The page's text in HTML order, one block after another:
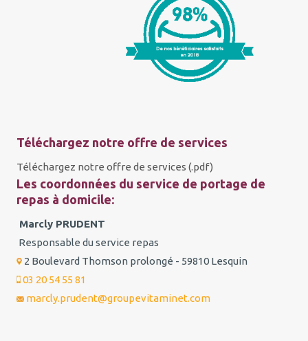
Téléchargez notre offre de services
Téléchargez notre offre de services (.pdf)
Les coordonnées du service de portage de
repas à domicile:
Marcly PRUDENT
Responsable du service repas
2 Boulevard Thomson prolongé - 59810 Lesquin
03 20 54 55 81
marcly.prudent@groupevitaminet.com